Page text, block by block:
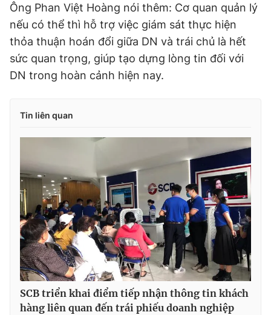
Ông Phan Việt Hoàng nói thêm: Cơ quan quản lý
nếu có thể thì hỗ trợ việc giám sát thực hiện
thỏa thuận hoán đổi giữa DN và trái chủ là hết
sức quan trọng, giúp tạo dựng lòng tin đối với
DN trong hoàn cảnh hiện nay.
Tin liên quan
SCB triển khai điểm tiếp nhận thông tin khách
hàng liên quan đến trái phiếu doanh nghiệp